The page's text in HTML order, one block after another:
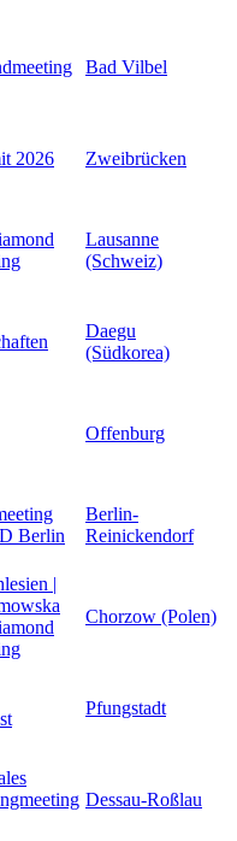
Bad Vilbel
2026 Zweibrücken
Lausanne
(Schweiz)
Daegu
(Südkorea)
Offenburg
Berlin
Berlin-
Reinickendorf
|
Chorzow (Polen)
Pfungstadt
Dessau-Roßlau